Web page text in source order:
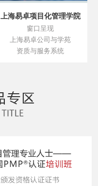
上海易卓项目化管理学院
窗口呈现
上海易卓公司与学苑
资质与服务系统